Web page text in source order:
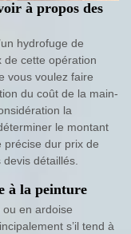
à propos des
hydrofuge de
de cette opération
vous voulez faire
du coût de la main-
la
le montant
précise dur prix de
devis détaillés.
à la peinture
en ardoise
s’il tend à